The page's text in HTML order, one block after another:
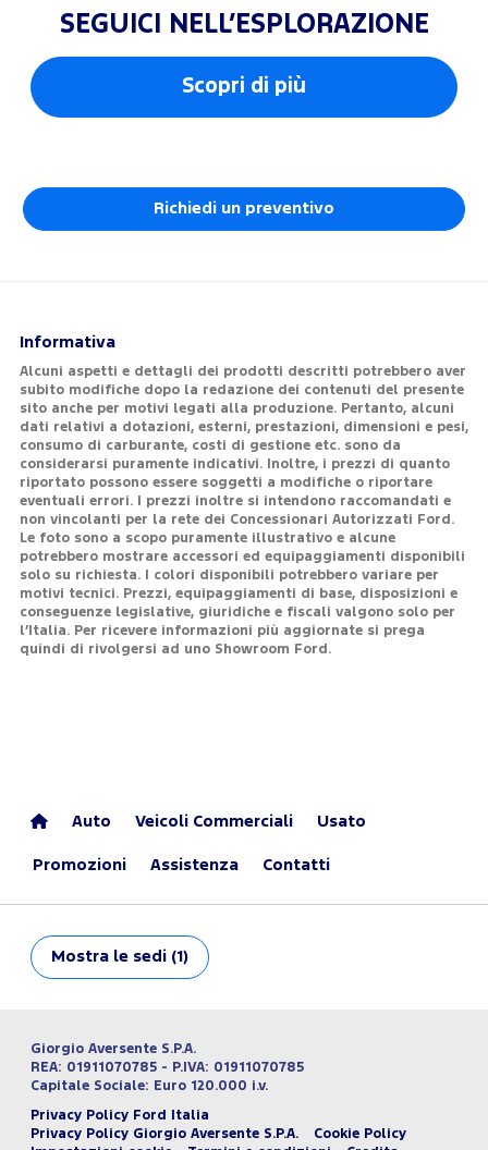
SEGUICI NELL’ESPLORAZIONE
Scopri di più
Richiedi un preventivo
Informativa
Alcuni aspetti e dettagli dei prodotti descritti potrebbero aver
subito modifiche dopo la redazione dei contenuti del presente
sito anche per motivi legati alla produzione. Pertanto, alcuni
dati relativi a dotazioni, esterni, prestazioni, dimensioni e pesi,
consumo di carburante, costi di gestione etc. sono da
considerarsi puramente indicativi. Inoltre, i prezzi di quanto
riportato possono essere soggetti a modifiche o riportare
eventuali errori. I prezzi inoltre si intendono raccomandati e
non vincolanti per la rete dei Concessionari Autorizzati Ford.
Le foto sono a scopo puramente illustrativo e alcune
potrebbero mostrare accessori ed equipaggiamenti disponibili
solo su richiesta. I colori disponibili potrebbero variare per
motivi tecnici. Prezzi, equipaggiamenti di base, disposizioni e
conseguenze legislative, giuridiche e fiscali valgono solo per
l’Italia. Per ricevere informazioni più aggiornate si prega
quindi di rivolgersi ad uno Showroom Ford.
Auto Veicoli Commerciali Usato
Promozioni Assistenza Contatti
Mostra le sedi (1)
Giorgio Aversente S.P.A.
REA: 01911070785 - P.IVA: 01911070785
Capitale Sociale: Euro 120.000 i.v.
Privacy Policy Ford Italia
Privacy Policy Giorgio Aversente S.P.A.
Cookie Policy